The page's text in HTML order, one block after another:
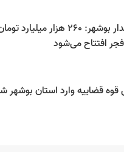
استاندار بوشهر: ۲۶۰ هزار
افتتاح می‌شود
قضاییه وارد استان بوشهر